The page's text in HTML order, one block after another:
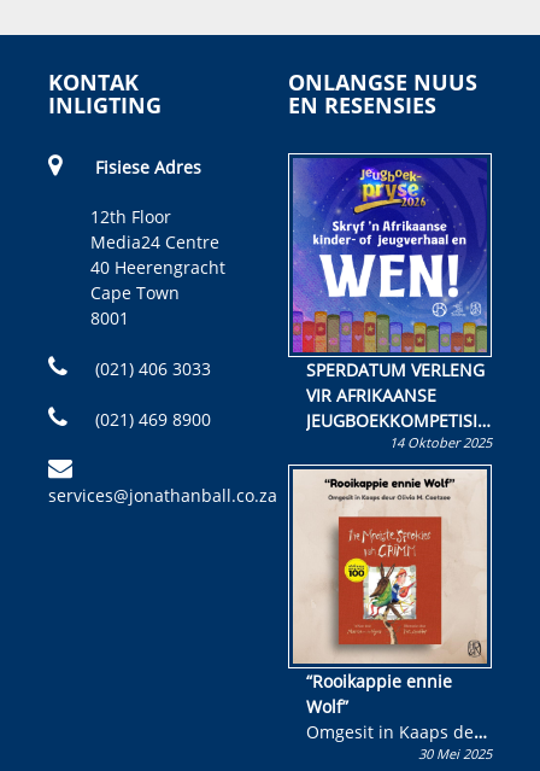
KONTAK
INLIGTING
Fisiese Adres
12th Floor
Media24 Centre
40 Heerengracht
Cape Town
8001
(021) 406 3033
(021) 469 8900
services@jonathanball.co.za
ONLANGSE NUUS
EN RESENSIES
SPERDATUM VERLENG
VIR AFRIKAANSE
JEUGBOEKKOMPETISIE
Skryf ’n jeugboek of
kinderboek en staan ’n
kans om R50 000 te
wen!
14 Oktober 2025
“Rooikappie ennie
Wolf”
Omgesit in Kaaps deur
Olivia M. Coetzee30 Mei 2025